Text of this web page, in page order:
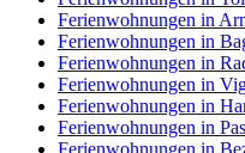
Ferienwohnungen in
Ferienwohnungen in
Ferienwohnungen in
Ferienwohnungen in
Ferienwohnungen in
Ferienwohnungen in